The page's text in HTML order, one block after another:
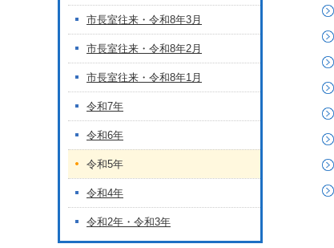
市長室往来・令和8年3月
市長室往来・令和8年2月
市長室往来・令和8年1月
令和7年
令和6年
令和5年
令和4年
令和2年・令和3年